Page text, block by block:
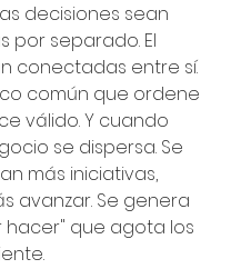
decisiones sean
por separado. El
conectadas entre sí.
común que ordene
válido. Y cuando
se dispersa. Se
más iniciativas,
avanzar. Se genera
que agota los